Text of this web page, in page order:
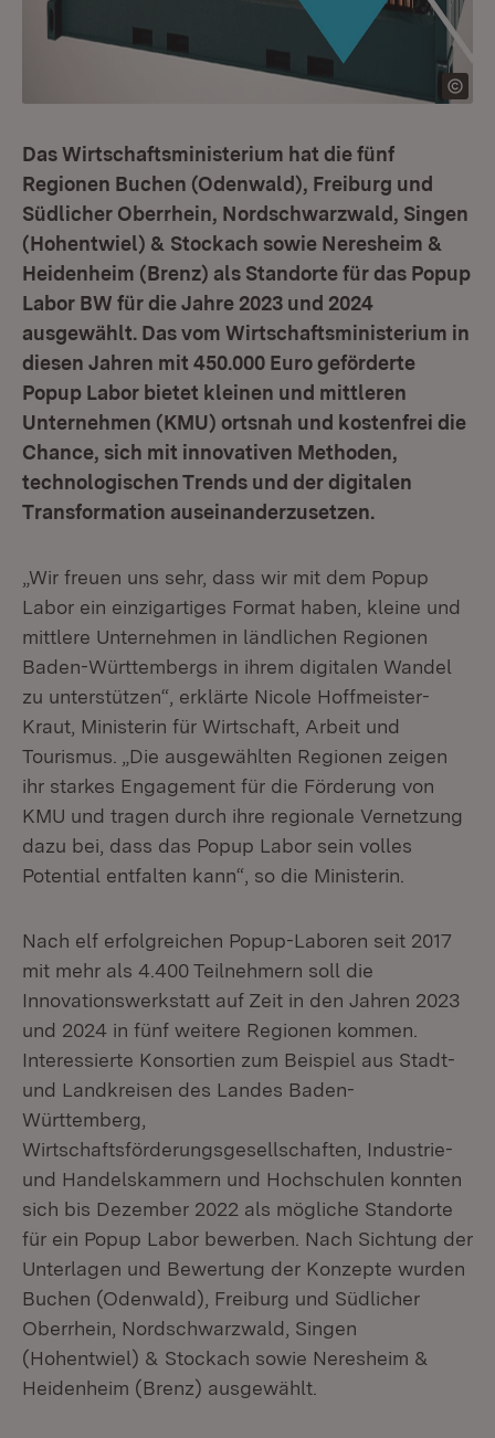
Das Wirtschaftsministerium hat die fünf
Regionen Buchen (Odenwald), Freiburg und
Südlicher Oberrhein, Nordschwarzwald, Singen
(Hohentwiel) & Stockach sowie Neresheim &
Heidenheim (Brenz) als Standorte für das Popup
Labor BW für die Jahre 2023 und 2024
ausgewählt. Das vom Wirtschaftsministerium in
diesen Jahren mit 450.000 Euro geförderte
Popup Labor bietet kleinen und mittleren
Unternehmen (KMU) ortsnah und kostenfrei die
Chance, sich mit innovativen Methoden,
technologischen Trends und der digitalen
Transformation auseinanderzusetzen.
„Wir freuen uns sehr, dass wir mit dem Popup
Labor ein einzigartiges Format haben, kleine und
mittlere Unternehmen in ländlichen Regionen
Baden-Württembergs in ihrem digitalen Wandel
zu unterstützen“, erklärte Nicole Hoffmeister-
Kraut, Ministerin für Wirtschaft, Arbeit und
Tourismus. „Die ausgewählten Regionen zeigen
ihr starkes Engagement für die Förderung von
KMU und tragen durch ihre regionale Vernetzung
dazu bei, dass das Popup Labor sein volles
Potential entfalten kann“, so die Ministerin.
Nach elf erfolgreichen Popup-Laboren seit 2017
mit mehr als 4.400 Teilnehmern soll die
Innovationswerkstatt auf Zeit in den Jahren 2023
und 2024 in fünf weitere Regionen kommen.
Interessierte Konsortien zum Beispiel aus Stadt-
und Landkreisen des Landes Baden-
Württemberg,
Wirtschaftsförderungsgesellschaften, Industrie-
und Handelskammern und Hochschulen konnten
sich bis Dezember 2022 als mögliche Standorte
für ein Popup Labor bewerben. Nach Sichtung der
Unterlagen und Bewertung der Konzepte wurden
Buchen (Odenwald), Freiburg und Südlicher
Oberrhein, Nordschwarzwald, Singen
(Hohentwiel) & Stockach sowie Neresheim &
Heidenheim (Brenz) ausgewählt.